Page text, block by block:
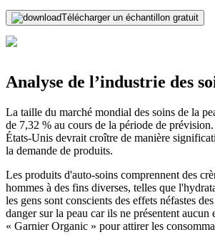
Télécharger un échantillon gratuit
Analyse de l’industrie des
La taille du marché mondial des soins de la
de 7,32 % au cours de la période de
États-Unis devrait croître de manière
la demande de produits.
Les produits d'auto-soins comprennent des
hommes à des fins diverses, telles que
les gens sont conscients des effets néfastes
danger sur la peau car ils ne présentent
« Garnier Organic » pour attirer les